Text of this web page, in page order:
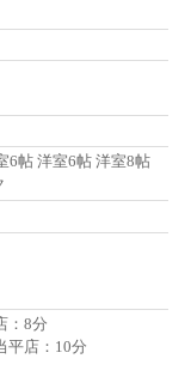
6帖 洋室6帖 洋室8帖
：8分
平店：10分